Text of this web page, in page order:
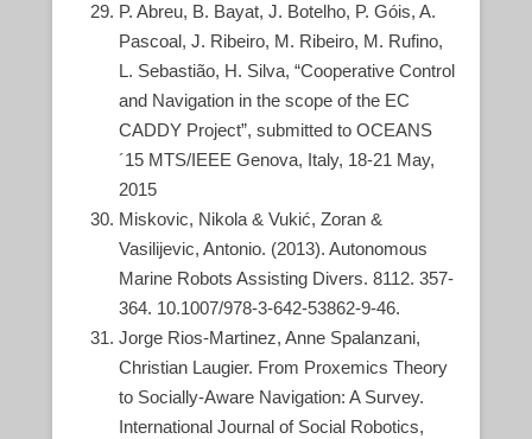
P. Abreu, B. Bayat, J. Botelho, P. Góis, A.
Pascoal, J. Ribeiro, M. Ribeiro, M. Rufino,
L. Sebastião, H. Silva, “Cooperative Control
and Navigation in the scope of the EC
CADDY Project”, submitted to OCEANS
´15 MTS/IEEE Genova, Italy, 18-21 May,
2015
Miskovic, Nikola & Vukić, Zoran &
Vasilijevic, Antonio. (2013). Autonomous
Marine Robots Assisting Divers. 8112. 357-
364. 10.1007/978-3-642-53862-9-46.
Jorge Rios-Martinez, Anne Spalanzani,
Christian Laugier. From Proxemics Theory
to Socially-Aware Navigation: A Survey.
International Journal of Social Robotics,